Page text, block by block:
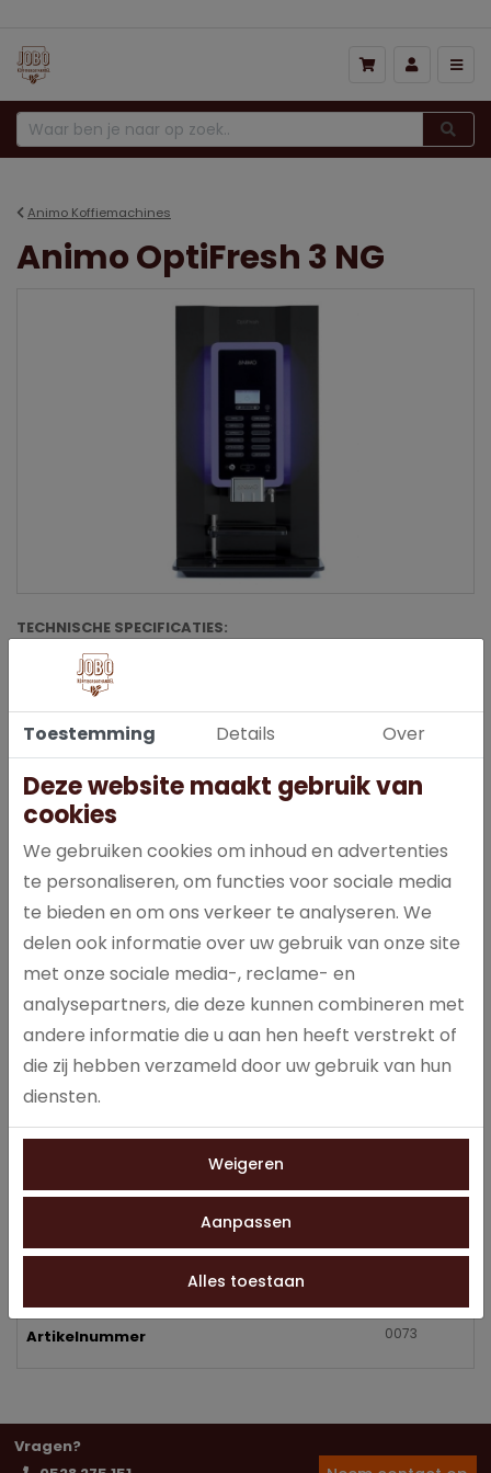
Animo Koffiemachines
Animo OptiFresh 3 NG
TECHNISCHE SPECIFICATIES:
AFMETINGEN B X D X H: 409 X 575 X 773
AANSLUITWAARDE: 230V/50-602HZ
ENERGIEVERBRUIK: 2300 W
AANTAL CANISTERS: 3 CANISTERS
GESCHEIDEN HEET WATER: JA
ZETTIJD KOFFIE (120ML): 28SEC.
GARANTIE: 12 MAANDEN
DRANKEN:
KOFFIE
KOFFIE MELK
KOFFIE CHOC
CAPPUCCINO
WIENER MELANGE
CHOCOLADEMELK
HEET WATER
OVERIGE DRANKEN INSTELBAAR (AFHANKELIJK VAN GEKOZEN
Artikelnummer 0073
Vragen?
Toestemming Details Over
Deze website maakt gebruik van
cookies
We gebruiken cookies om inhoud en advertenties
te personaliseren, om functies voor sociale media
te bieden en om ons verkeer te analyseren. We
delen ook informatie over uw gebruik van onze site
met onze sociale media-, reclame- en
analysepartners, die deze kunnen combineren met
andere informatie die u aan hen heeft verstrekt of
die zij hebben verzameld door uw gebruik van hun
diensten.
Weigeren
Aanpassen
Alles toestaan